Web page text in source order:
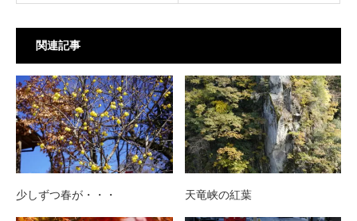
関連記事
少しずつ春が・・・ 天竜峡の紅葉